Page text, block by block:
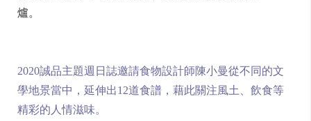
爐。
2020誠品主題週日誌邀請食物設計師陳小曼從不同的文
學地景當中，延伸出12道食譜，藉此關注風土、飲食等
精彩的人情滋味。